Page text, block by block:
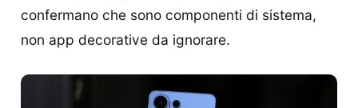
confermano che sono componenti di sistema,
non app decorative da ignorare.